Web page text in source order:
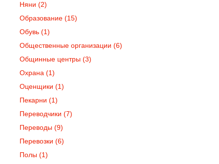
Няни (2)
Образование (15)
Обувь (1)
Общественные организации (6)
Общинные центры (3)
Охрана (1)
Оценщики (1)
Пекарни (1)
Переводчики (7)
Переводы (9)
Перевозки (6)
Полы (1)